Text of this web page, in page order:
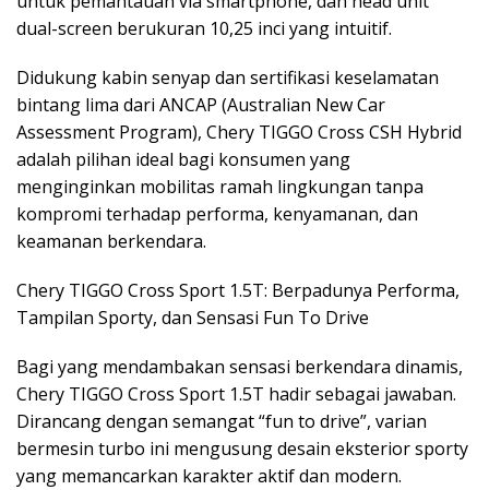
dual-screen berukuran 10,25 inci yang intuitif.
Didukung kabin senyap dan sertifikasi keselamatan
bintang lima dari ANCAP (Australian New Car
Assessment Program), Chery TIGGO Cross CSH Hybrid
adalah pilihan ideal bagi konsumen yang
menginginkan mobilitas ramah lingkungan tanpa
kompromi terhadap performa, kenyamanan, dan
keamanan berkendara.
Chery TIGGO Cross Sport 1.5T: Berpadunya Performa,
Tampilan Sporty, dan Sensasi Fun To Drive
Bagi yang mendambakan sensasi berkendara dinamis,
Chery TIGGO Cross Sport 1.5T hadir sebagai jawaban.
Dirancang dengan semangat “fun to drive”, varian
bermesin turbo ini mengusung desain eksterior sporty
yang memancarkan karakter aktif dan modern.